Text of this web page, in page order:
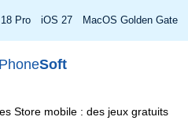
Pro iOS 27 MacOS Golden Gate
Soft
Store mobile : des jeux gratuits